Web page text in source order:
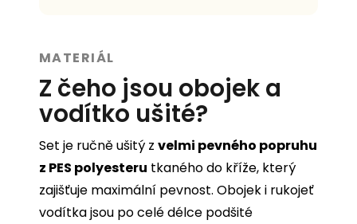
MATERIÁL
Z čeho jsou obojek a
vodítko ušité?
Set je ručně ušitý z velmi pevného popruhu
z PES polyesteru tkaného do kříže, který
zajišťuje maximální pevnost. Obojek i rukojeť
vodítka jsou po celé délce podšité